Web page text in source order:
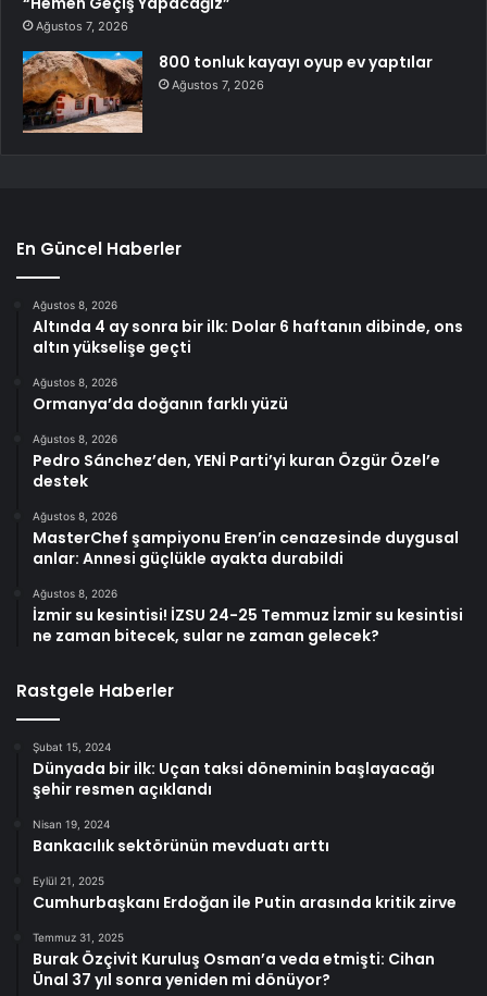
Ağustos 7, 2026
800 tonluk kayayı oyup ev yaptılar
Ağustos 7, 2026
En Güncel Haberler
Ağustos 8, 2026
Altında 4 ay sonra bir ilk: Dolar 6 haftanın dibinde, ons
altın yükselişe geçti
Ağustos 8, 2026
Ormanya’da doğanın farklı yüzü
Ağustos 8, 2026
Pedro Sánchez’den, YENİ Parti’yi kuran Özgür Özel’e
destek
Ağustos 8, 2026
MasterChef şampiyonu Eren’in cenazesinde duygusal
anlar: Annesi güçlükle ayakta durabildi
Ağustos 8, 2026
İzmir su kesintisi! İZSU 24-25 Temmuz İzmir su kesintisi
ne zaman bitecek, sular ne zaman gelecek?
Rastgele Haberler
Şubat 15, 2024
Dünyada bir ilk: Uçan taksi döneminin başlayacağı
şehir resmen açıklandı
Nisan 19, 2024
Bankacılık sektörünün mevduatı arttı
Eylül 21, 2025
Cumhurbaşkanı Erdoğan ile Putin arasında kritik zirve
Temmuz 31, 2025
Burak Özçivit Kuruluş Osman’a veda etmişti: Cihan
Ünal 37 yıl sonra yeniden mi dönüyor?